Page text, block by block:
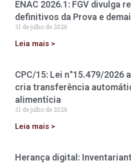
ENAC 2026.1: FGV divulga
definitivos da Prova e
31 de julho de 2026
Leia mais >
CPC/15: Lei n°15.479/2026
cria transferência
alimentícia
31 de julho de 2026
Leia mais >
Herança digital: